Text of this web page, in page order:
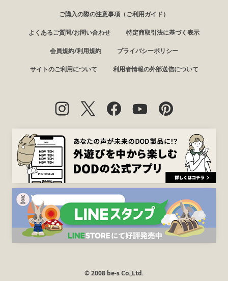
ご購入の際の注意事項（ご利用ガイド）
よくあるご質問/お問い合わせ 特定商取引法に基づく表示
会員規約/利用規約 プライバシーポリシー
サイトのご利用について 利用者情報の外部送信について
© 2008 be-s Co.,Ltd.